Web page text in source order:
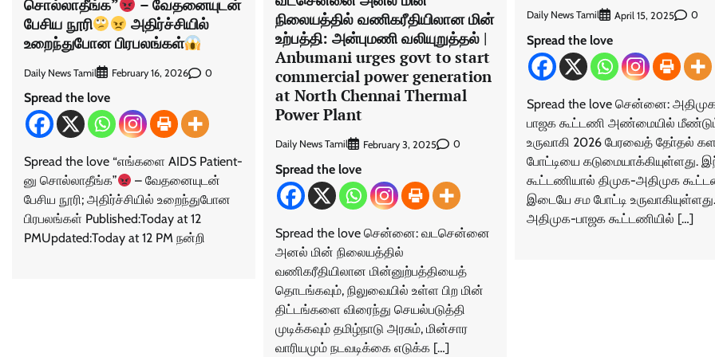
சொல்லாதீங்க”
– வேதனையுடன்
பேசிய நூரி
அதிர்ச்சியில்
உறைந்துபோன பிரபலங்கள்
Daily News Tamil February 16, 2026 0
Spread the love
Spread the love “எங்களை AIDS Patient-
னு சொல்லாதீங்க”
– வேதனையுடன்
பேசிய நூரி; அதிர்ச்சியில் உறைந்துபோன
பிரபலங்கள் Published:Today at 12
PMUpdated:Today at 12 PM நன்றி
நிலையத்தில் வணிகரீதியிலான மின்
உற்பத்தி: அன்புமணி வலியுறுத்தல் |
Anbumani urges govt to start
commercial power generation
at North Chennai Thermal
Power Plant
Daily News Tamil February 3, 2025 0
Spread the love
Spread the love சென்னை: வடசென்னை
அனல் மின் நிலையத்தில்
வணிகரீதியிலான மின்னுற்பத்தியைத்
தொடங்கவும், நிலுவையில் உள்ள பிற மின்
திட்டங்களை விரைந்து செயல்படுத்தி
முடிக்கவும் தமிழ்நாடு அரசும், மின்சார
வாரியமும் நடவடிக்கை எடுக்க […]
Daily News Tamil April 15, 2025 0
Spread the love
Spread the love சென்னை:
பாஜக கூட்டணி அண்மையில்
உருவாகி 2026 பேரவைத் தோ்தல் கள
போட்டியை கடுமையாக்கியுள்ளது.
கூட்டணியால் திமுக-அதிமுக
இடையே சம போட்டி உருவாகியுள்ளது.
அதிமுக-பாஜக கூட்டணியில் […]